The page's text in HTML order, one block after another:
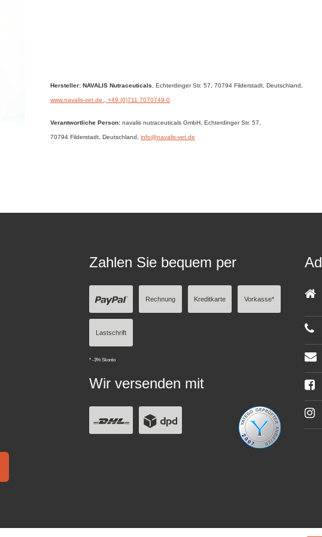
Hersteller: NAVALIS Nutraceuticals, Echterdinger Str. 57, 70794 Filderstadt, Deutschland ,
www.navalis-vet.de , +49 (0)711 7070749-0
Verantwortliche Person: navalis nutraceuticals GmbH, Echterdinger Str. 57,
70794 Filderstadt, Deutschland ,info@navalis-vet.de
Zahlen Sie bequem per
Rechnung Kreditkarte Vorkasse*
Lastschrift
* -3% Skonto
Wir versenden mit